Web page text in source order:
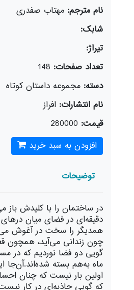
نام مترجم: مهتاب صفدری
شابک:
تیراژ:
تعداد صفحات: 148
دسته: مجموعه داستان كوتاه
نام انتشارات: افراز
قیمت: 280000
افزودن به سبد خرید
توضیحات
در ساختمان را با کلیدش
دقیقه‌ای در فضای میان
همدیگر را سخت در آغوش
چون زندانی می‌آید، همچون
گویی دو فضا نوردیم که در
ماه به‌هم بسته شده‌اند.آن‌جا
اولین بار نیست که چنان
که گویی جاذبه‌ای در کار